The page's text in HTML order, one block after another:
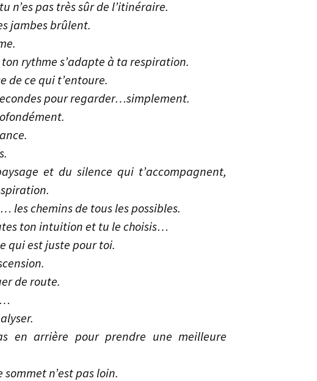
n’es pas très sûr de l’itinéraire.
jambes brûlent.
rythme s’adapte à ta respiration.
de ce qui t’entoure.
pour regarder…simplement.
et du silence qui t’accompagnent,
les chemins de tous les possibles.
ton intuition et tu le choisis…
qui est juste pour toi.
de route.
en arrière pour prendre une meilleure
n’est pas loin.